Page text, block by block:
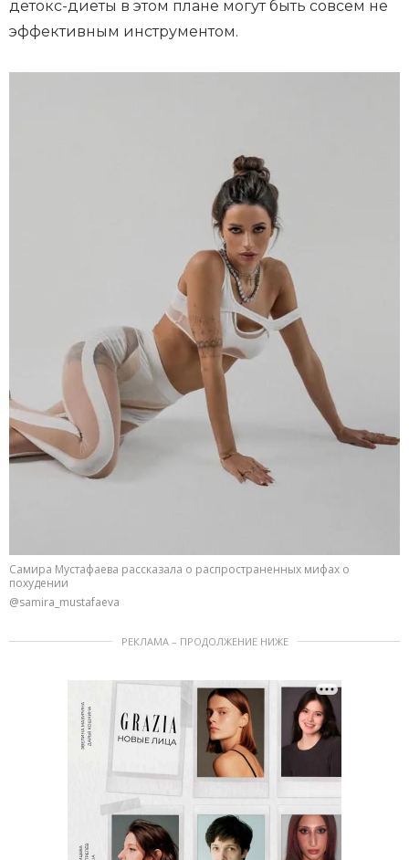
детокс-диеты в этом плане могут быть совсем не
эффективным инструментом.
Самира Мустафаева рассказала о распространенных мифах о
похудении
@samira_mustafaeva
РЕКЛАМА – ПРОДОЛЖЕНИЕ НИЖЕ